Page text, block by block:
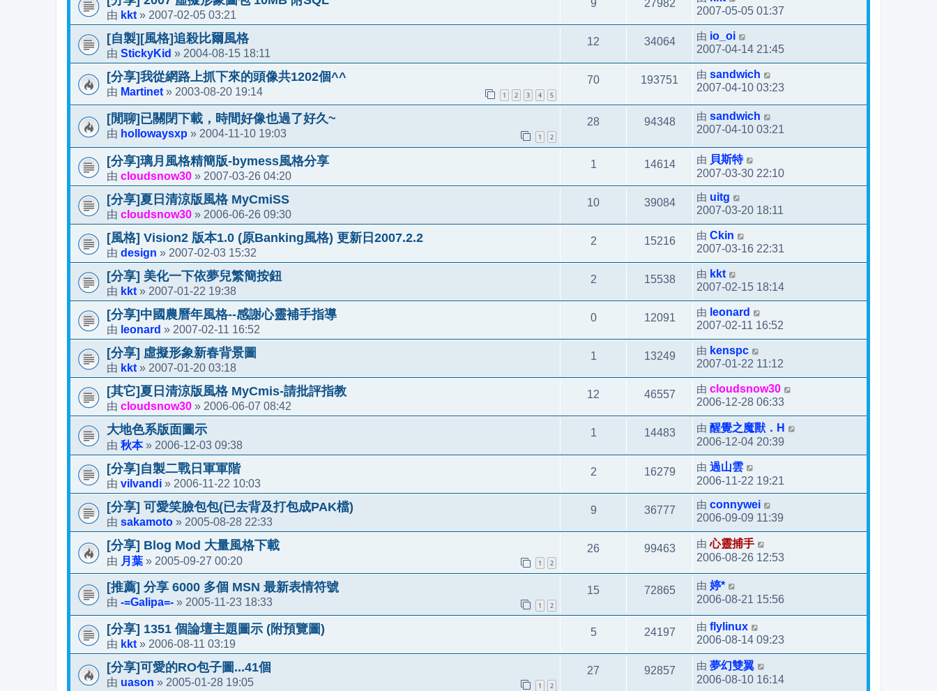
由 kkt » 2007-02-05 03:21
9 27982
2007-05-05 01:37
[自製][風格]追殺比爾風格
由 StickyKid » 2004-08-15 18:11
12 34064 由 io_oi
2007-04-14 21:45
[分享]我從網路上抓下來的頭像共1202個^^
由 Martinet » 2003-08-20 19:14 1 2 3 4 5
70 193751 由 sandwich
2007-04-10 03:23
[閒聊]已關閉下載，時間好像也過了好久~
由 hollowaysxp » 2004-11-10 19:03 1 2
28 94348 由 sandwich
2007-04-10 03:21
[分享]璃月風格精簡版-bymess風格分享
由 cloudsnow30 » 2007-03-26 04:20
1 14614 由 貝斯特
2007-03-30 22:10
[分享]夏日清涼版風格 MyCmiSS
由 cloudsnow30 » 2006-06-26 09:30
10 39084 由 uitg
2007-03-20 18:11
[風格] Vision2 版本1.0 (原Banking風格) 更新日2007.2.2
由 design » 2007-02-03 15:32
2 15216 由 Ckin
2007-03-16 22:31
[分享] 美化一下依夢兒繁簡按鈕
由 kkt » 2007-01-22 19:38
2 15538 由 kkt
2007-02-15 18:14
[分享]中國農曆年風格--感謝心靈補手指導
由 leonard » 2007-02-11 16:52
0 12091 由 leonard
2007-02-11 16:52
[分享] 虛擬形象新春背景圖
由 kkt » 2007-01-20 03:18
1 13249 由 kenspc
2007-01-22 11:12
[其它]夏日清涼版風格 MyCmis-請批評指教
由 cloudsnow30 » 2006-06-07 08:42
12 46557 由 cloudsnow30
2006-12-28 06:33
大地色系版面圖示
由 秋本» 2006-12-03 09:38
1 14483 由 醒覺之魔獸．H
2006-12-04 20:39
[分享]自製二戰日軍軍階
由 vilvandi » 2006-11-22 10:03
2 16279 由 過山雲
2006-11-22 19:21
[分享] 可愛笑臉包包(已去背及打包成PAK檔)
由 sakamoto » 2005-08-28 22:33
9 36777 由 connywei
2006-09-09 11:39
[分享] Blog Mod 大量風格下載
由 月葉 » 2005-09-27 00:20 1 2
26 99463 由心靈捕手
2006-08-26 12:53
[推薦] 分享 6000 多個 MSN 最新表情符號
由 -=Galipa=- » 2005-11-23 18:33 1 2
15 72865 由 婷*
2006-08-21 15:56
[分享] 1351 個論壇主題圖示 (附預覽圖)
由 kkt » 2006-08-11 03:19
5 24197 由 flylinux
2006-08-14 09:23
[分享]可愛的RO包子圖...41個
由 uason » 2005-01-28 19:05 1 2
27 92857 由 夢幻雙翼
2006-08-10 16:14